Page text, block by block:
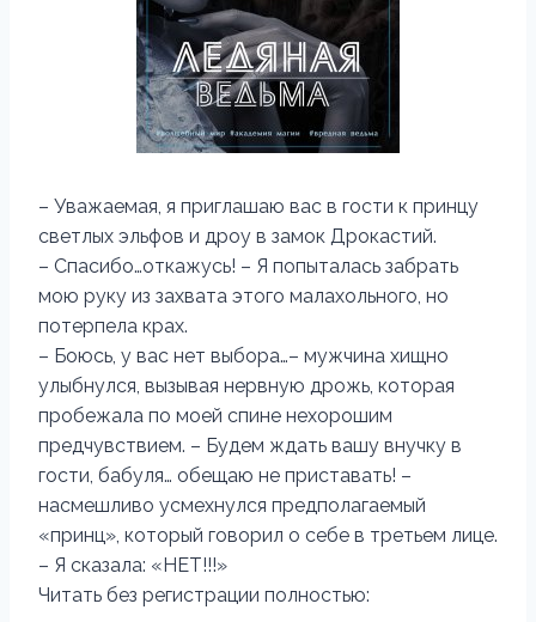
– Уважаемая, я приглашаю вас в гости к принцу
светлых эльфов и дроу в замок Дрокастий.
– Спасибо…откажусь! – Я попыталась забрать
мою руку из захвата этого малахольного, но
потерпела крах.
– Боюсь, у вас нет выбора…– мужчина хищно
улыбнулся, вызывая нервную дрожь, которая
пробежала по моей спине нехорошим
предчувствием. – Будем ждать вашу внучку в
гости, бабуля… обещаю не приставать! –
насмешливо усмехнулся предполагаемый
«принц», который говорил о себе в третьем лице.
– Я сказала: «НЕТ!!!»
Читать без регистрации полностью: